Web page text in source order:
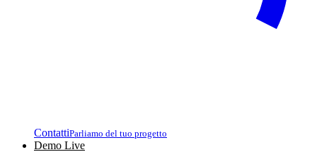
ContattiParliamo del tuo progetto
Demo Live